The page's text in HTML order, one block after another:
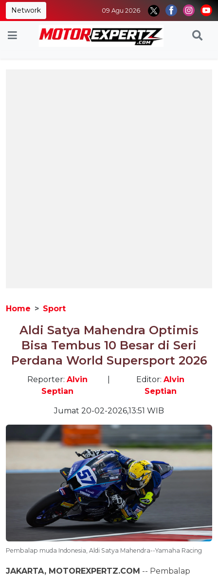
Network 09 Agu 2026
Home Sport
Aldi Satya Mahendra Optimis
Bisa Tembus 10 Besar di Seri
Perdana World Supersport 2026
Reporter: Alvin
Septian
Editor:Alvin
Septian
Jumat 20-02-2026,13:51 WIB
Pembalap muda Indonesia, Aldi Satya Mahendra--Yamaha Racing
JAKARTA, MOTOREXPERTZ.COM -- Pembalap